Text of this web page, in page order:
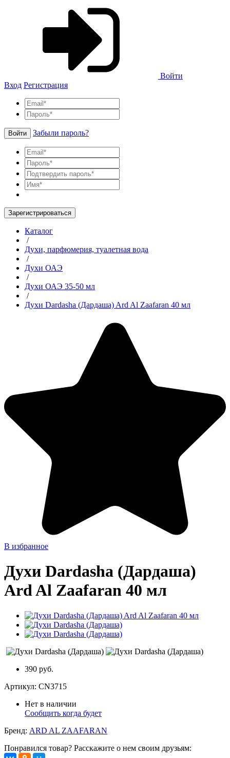
Войти
Вход Регистрация
Войти Забыли пароль?
Зарегистрироваться
Каталог
/
Духи, парфюмерия, туалетная вода
/
Духи ОАЭ
/
Духи ОАЭ 35-50 мл
/
Духи Dardasha (Дардаша) Ard Al Zaafaran 40 мл
В избранное
Духи Dardasha (Дардаша)
Ard Al Zaafaran 40 мл
390 руб.
Артикул: CN3715
Нет в наличии
Сообщить когда будет
Бренд: ARD AL ZAAFARAN
Понравился товар? Расскажите о нем своим друзьям: